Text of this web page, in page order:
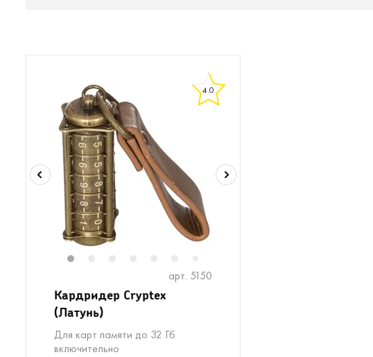
4.0
арт. 5150
Кардридер Cryptex
(Латунь)
Для карт памяти до 32 Гб
включительно